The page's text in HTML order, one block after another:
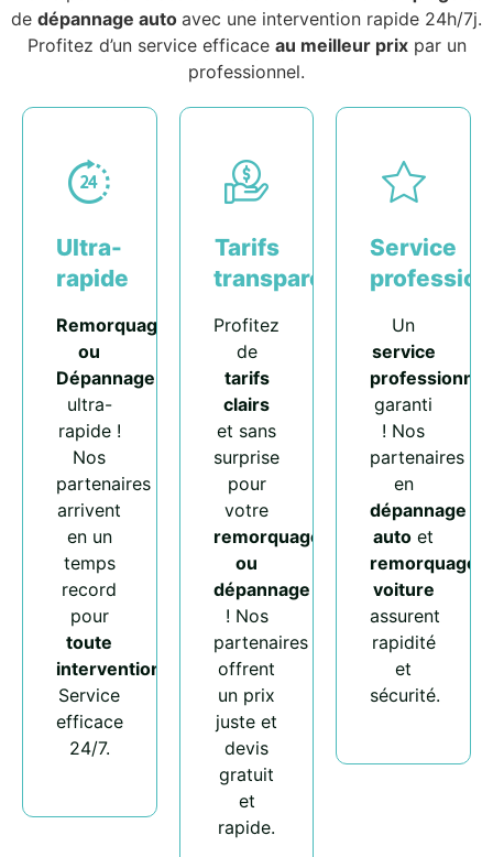
de dépannage auto avec une intervention rapide 24h/7j.
Profitez d’un service efficace au meilleur prixpar un
professionnel.
Ultra-
rapide
Remorquage
ou
Dépannage
ultra-
rapide !
Nos
partenaires
arrivent
en un
temps
record
pour
toute
intervention
Service
efficace
24/7.
Tarifs
transparents
Profitez
de
tarifs
clairs
et sans
surprise
pour
votre
remorquage
ou
dépannage
! Nos
partenaires
offrent
un prix
juste et
devis
gratuit
et
rapide.
Service
Un
service
professionnel
garanti
! Nos
partenaires
en
dépannage
auto et
remorquage
voiture
assurent
rapidité
et
sécurité.